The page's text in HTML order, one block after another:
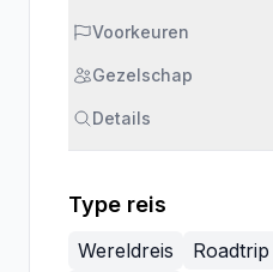
Voorkeuren
Gezelschap
Details
Type reis
Wereldreis Roadtrip